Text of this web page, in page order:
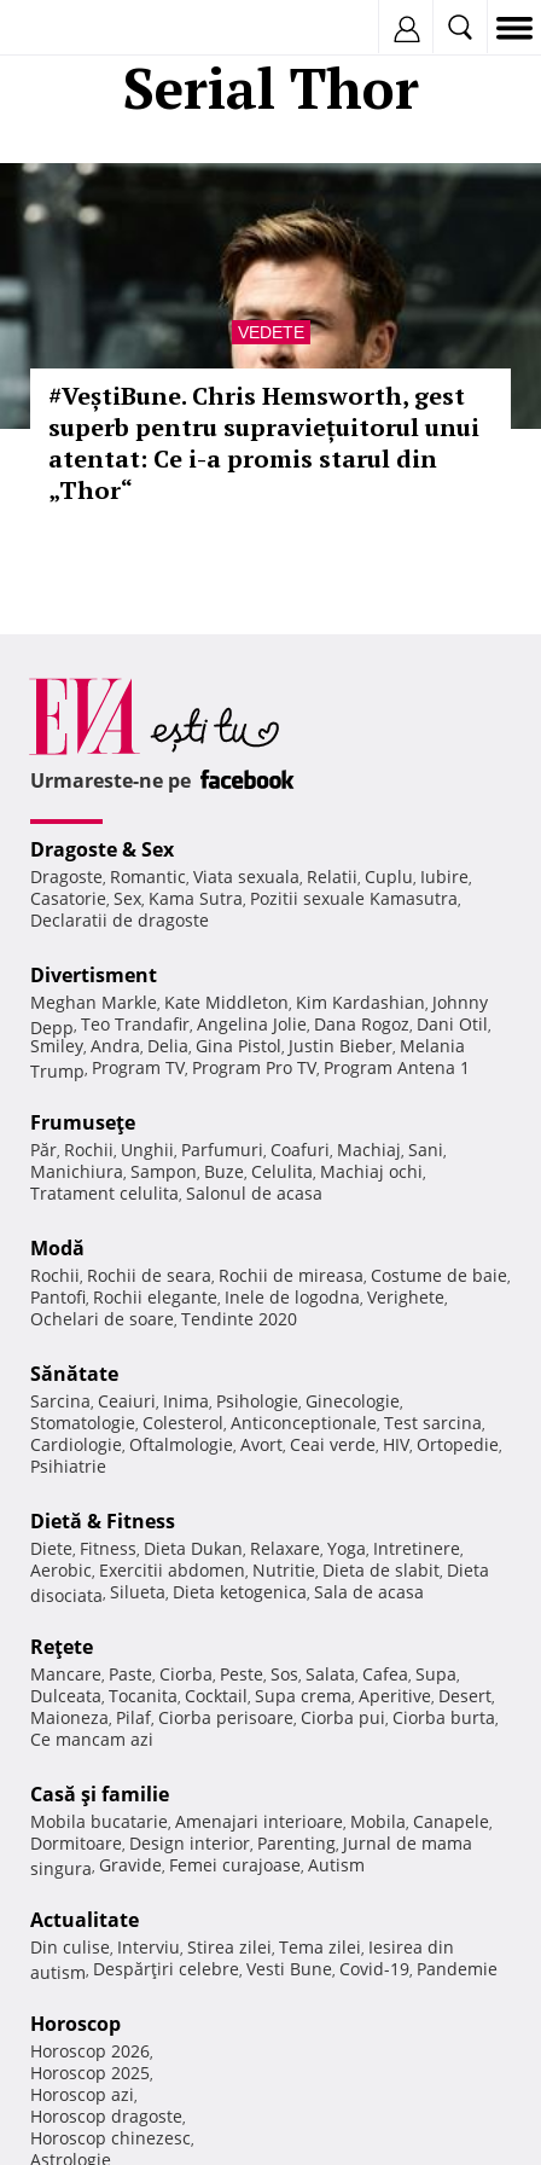
Serial Thor
VEDETE
#VeștiBune. Chris Hemsworth, gest
superb pentru supraviețuitorul unui
atentat: Ce i-a promis starul din
„Thor“
Urmareste-ne pe
Dragoste & Sex
Dragoste, Romantic, Viata sexuala, Relatii, Cuplu, Iubire,
Casatorie, Sex, Kama Sutra, Pozitii sexuale Kamasutra,
Declaratii de dragoste
Divertisment
Meghan Markle, Kate Middleton, Kim Kardashian, Johnny
Depp, Teo Trandafir, Angelina Jolie, Dana Rogoz, Dani Otil,
Smiley, Andra, Delia, Gina Pistol, Justin Bieber, Melania
Trump, Program TV, Program Pro TV, Program Antena 1
Frumuseţe
Păr, Rochii, Unghii, Parfumuri, Coafuri, Machiaj, Sani,
Manichiura, Sampon, Buze, Celulita, Machiaj ochi,
Tratament celulita, Salonul de acasa
Modă
Rochii, Rochii de seara, Rochii de mireasa, Costume de baie,
Pantofi, Rochii elegante, Inele de logodna, Verighete,
Ochelari de soare, Tendinte 2020
Sănătate
Sarcina, Ceaiuri, Inima, Psihologie, Ginecologie,
Stomatologie, Colesterol, Anticonceptionale, Test sarcina,
Cardiologie, Oftalmologie, Avort, Ceai verde, HIV, Ortopedie,
Psihiatrie
Dietă & Fitness
Diete, Fitness, Dieta Dukan, Relaxare, Yoga, Intretinere,
Aerobic, Exercitii abdomen, Nutritie, Dieta de slabit, Dieta
disociata, Silueta, Dieta ketogenica, Sala de acasa
Reţete
Mancare, Paste, Ciorba, Peste, Sos, Salata, Cafea, Supa,
Dulceata, Tocanita, Cocktail, Supa crema, Aperitive, Desert,
Maioneza, Pilaf, Ciorba perisoare, Ciorba pui, Ciorba burta,
Ce mancam azi
Casă şi familie
Mobila bucatarie, Amenajari interioare, Mobila, Canapele,
Dormitoare, Design interior, Parenting, Jurnal de mama
singura, Gravide, Femei curajoase, Autism
Actualitate
Din culise, Interviu, Stirea zilei, Tema zilei, Iesirea din
autism, Despărţiri celebre, Vesti Bune, Covid-19, Pandemie
Horoscop
Horoscop 2026,
Horoscop 2025,
Horoscop azi,
Horoscop dragoste,
Horoscop chinezesc,
Astrologie